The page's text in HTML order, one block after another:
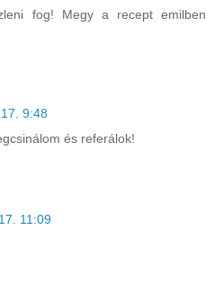
fog! Megy a recept emilben
9:48
és referálok!
11:09